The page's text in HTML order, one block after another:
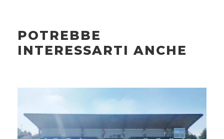
POTREBBE
INTERESSARTI ANCHE